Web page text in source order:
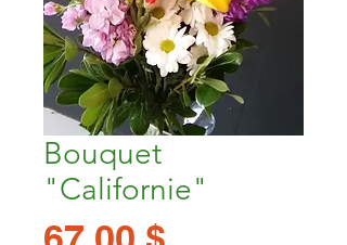
Bouquet
"Californie"